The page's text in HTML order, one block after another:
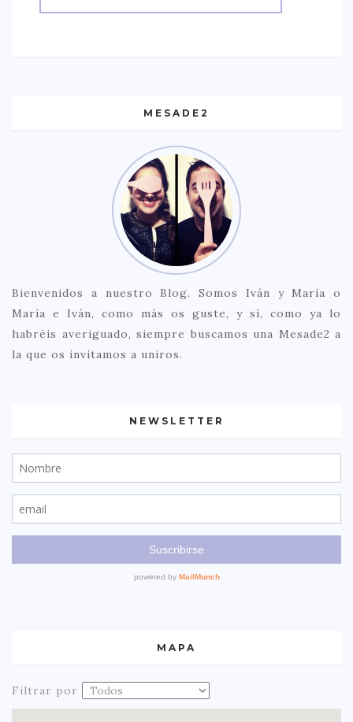
MESADE2
Bienvenidos a nuestro Blog. Somos Iván y María o
María e Iván, como más os guste, y sí, como ya lo
habréis averiguado, siempre buscamos una Mesade2 a
la que os invitamos a uniros.
NEWSLETTER
MAPA
Filtrar por